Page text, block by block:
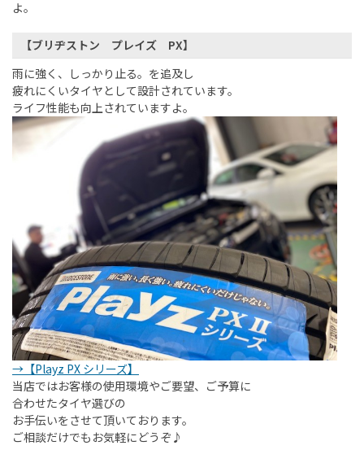
よ。
【ブリヂストン プレイズ PX】
雨に強く、しっかり止る。を追及し
疲れにくいタイヤとして設計されています。
ライフ性能も向上されていますよ。
→【Playz PX シリーズ】
当店ではお客様の使用環境やご要望、ご予算に
合わせたタイヤ選びの
お手伝いをさせて頂いております。
ご相談だけでもお気軽にどうぞ♪